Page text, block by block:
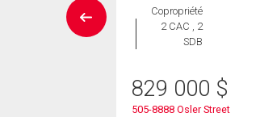
Copropriété
2 CAC , 2
SDB
829 000 $
505-8888 Osler Street